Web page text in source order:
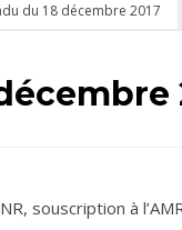
du 18 décembre 2017
souscription à